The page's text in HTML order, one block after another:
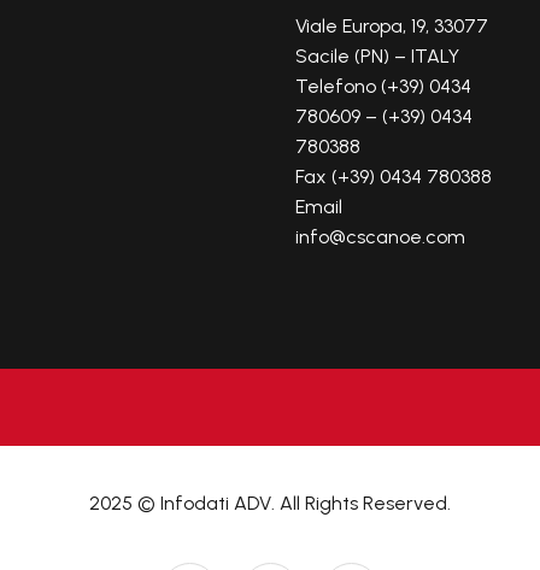
Viale Europa, 19, 33077
Sacile (PN) – ITALY
Telefono (+39) 0434
780609 – (+39) 0434
780388
Fax (+39) 0434 780388
Email
info@cscanoe.com
2025 © Infodati ADV. All Rights Reserved.